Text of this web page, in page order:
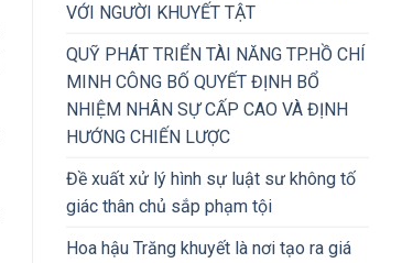
VỚI NGƯỜI KHUYẾT TẬT
QUỸ PHÁT TRIỂN TÀI NĂNG TP.HỒ CHÍ
MINH CÔNG BỐ QUYẾT ĐỊNH BỔ
NHIỆM NHÂN SỰ CẤP CAO VÀ ĐỊNH
HƯỚNG CHIẾN LƯỢC
Đề xuất xử lý hình sự luật sư không tố
giác thân chủ sắp phạm tội
Hoa hậu Trăng khuyết là nơi tạo ra giá